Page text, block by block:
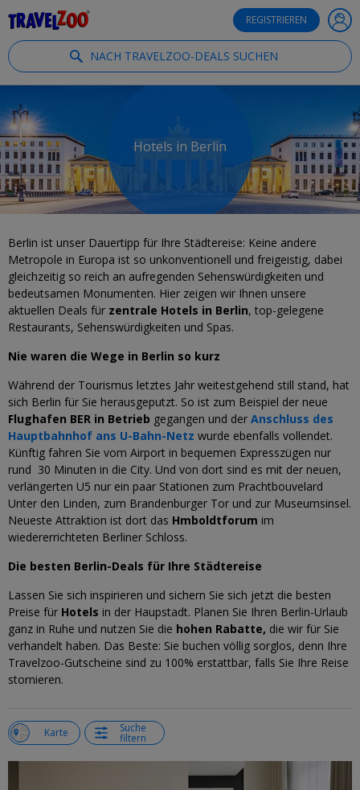
REGISTRIEREN
NACH TRAVELZOO-DEALS SUCHEN
Hotels in Berlin
Berlin ist unser Dauertipp für Ihre Städtereise: Keine andere
Metropole in Europa ist so unkonventionell und freigeistig, dabei
gleichzeitig so reich an aufregenden Sehenswürdigkeiten und
bedeutsamen Monumenten. Hier zeigen wir Ihnen unsere
aktuellen Deals für zentrale Hotels in Berlin, top-gelegene
Restaurants, Sehenswürdigkeiten und Spas.
Nie waren die Wege in Berlin so kurz
Während der Tourismus letztes Jahr weitestgehend still stand, hat
sich Berlin für Sie herausgeputzt. So ist zum Beispiel der neue
Flughafen BER in Betrieb gegangen und der Anschluss des
Hauptbahnhof ans U-Bahn-Netz wurde ebenfalls vollendet.
Künftig fahren Sie vom Airport in bequemen Expresszügen nur
rund 30 Minuten in die City. Und von dort sind es mit der neuen,
verlängerten U5 nur ein paar Stationen zum Prachtbouvelard
Unter den Linden, zum Brandenburger Tor und zur Museumsinsel.
Neueste Attraktion ist dort das Hmboldtforum im
wiedererrichteten Berliner Schloss.
Die besten Berlin-Deals für Ihre Städtereise
Lassen Sie sich inspirieren und sichern Sie sich jetzt die besten
Preise für Hotels in der Haupstadt. Planen Sie Ihren Berlin-Urlaub
ganz in Ruhe und nutzen Sie die hohen Rabatte, die wir für Sie
verhandelt haben. Das Beste: Sie buchen völlig sorglos, denn Ihre
Travelzoo-Gutscheine sind zu 100% erstattbar, falls Sie Ihre Reise
stornieren.
Karte Suche
filtern